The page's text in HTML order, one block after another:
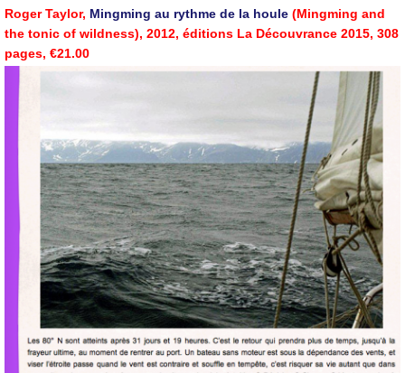
Roger Taylor, Mingming au rythme de la houle (Mingming and
the tonic of wildness), 2012, éditions La Découvrance 2015, 308
pages, €21.00